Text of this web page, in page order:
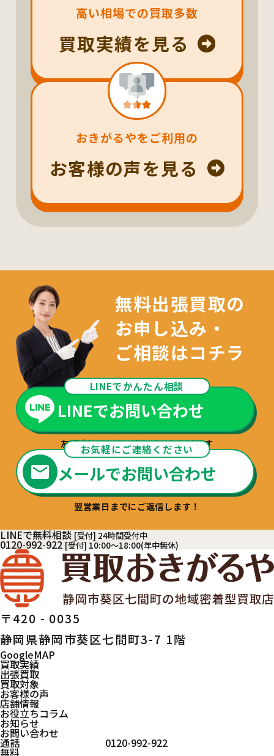
高い相場での買取多数
買取実績を見る
おきがるやをご利用の
お客様の声を見る
無料出張買取の
お申し込み・
ご相談はコチラ
LINEでかんたん相談
LINEでお問い合わせ
友達追加でお問い合わせいただけます
お気軽にご連絡ください
メールでお問い合わせ
翌営業日までにご返信します！
LINEで無料相談 [受付] 24時間受付中
0120-992-922 [受付] 10:00～18:00(年中無休)
〒420 - 0035
静岡県静岡市葵区七間町3-7 1階
GoogleMAP
買取実績
出張買取
買取対象
お客様の声
店舗情報
お役立ちコラム
お知らせ
お問い合わせ
通話
無料
0120-992-922